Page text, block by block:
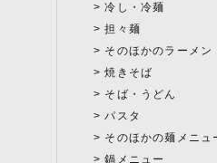
冷し・冷麺
担々麺
そのほかのラーメン
焼きそば
そば・うどん
パスタ
そのほかの麺メニュ
鍋メニュー